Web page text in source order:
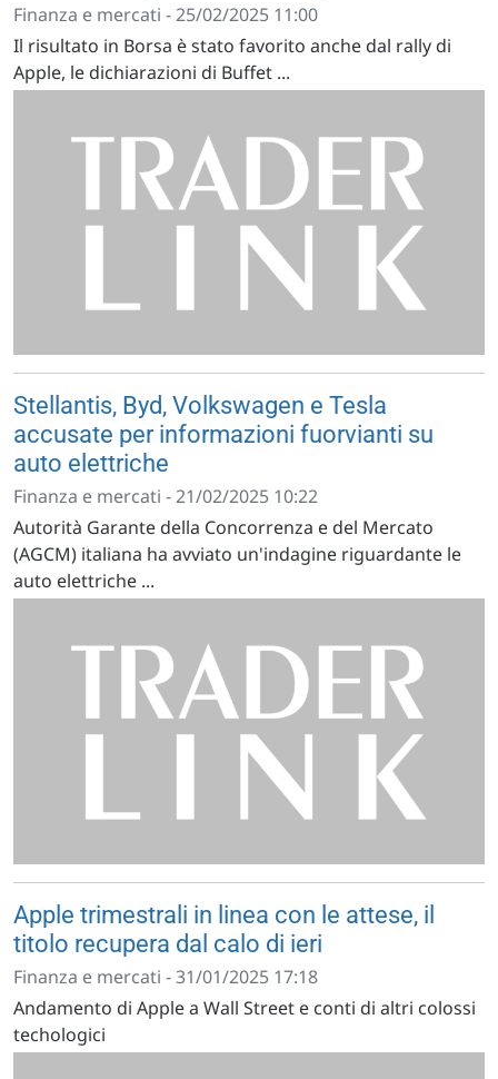
Finanza e mercati - 25/02/2025 11:00
Il risultato in Borsa è stato favorito anche dal rally di
Apple, le dichiarazioni di Buffet ...
Stellantis, Byd, Volkswagen e Tesla
accusate per informazioni fuorvianti su
auto elettriche
Finanza e mercati - 21/02/2025 10:22
Autorità Garante della Concorrenza e del Mercato
(AGCM) italiana ha avviato un'indagine riguardante le
auto elettriche ...
Apple trimestrali in linea con le attese, il
titolo recupera dal calo di ieri
Finanza e mercati - 31/01/2025 17:18
Andamento di Apple a Wall Street e conti di altri colossi
techologici